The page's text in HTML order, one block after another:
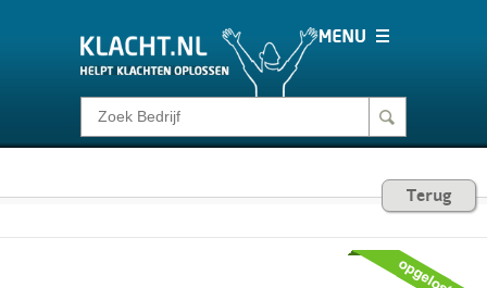
Klacht melden
Consumentenrecht Terug